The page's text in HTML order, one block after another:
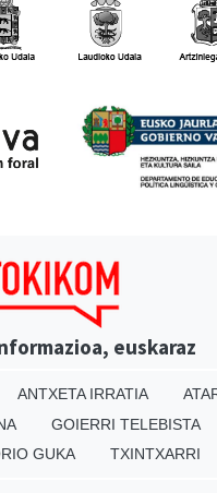
euskaraz
ANTXETA IRRATIA
GOIERRI TELEBISTA
GUKA TXINTXARRI